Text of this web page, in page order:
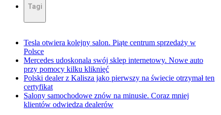
Tagi
Tesla otwiera kolejny salon. Piąte centrum sprzedaży w
Polsce
Mercedes udoskonala swój sklep internetowy. Nowe auto
przy pomocy kilku kliknięć
Polski dealer z Kalisza jako pierwszy na świecie otrzymał ten
certyfikat
Salony samochodowe znów na minusie. Coraz mniej
klientów odwiedza dealerów